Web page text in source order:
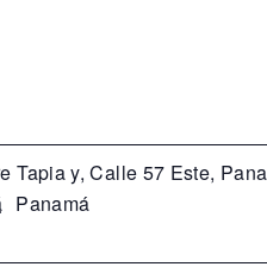
Tapia y, Calle 57 Este,
Panamá